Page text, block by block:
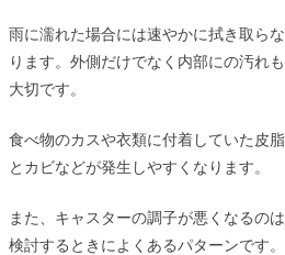
雨に濡れた場合には速やかに拭き取ら
ります。外側だけでなく内部にの汚れ
大切です。
食べ物のカスや衣類に付着していた皮
とカビなどが発生しやすくなります。
また、キャスターの調子が悪くなるの
検討するときによくあるパターンです。